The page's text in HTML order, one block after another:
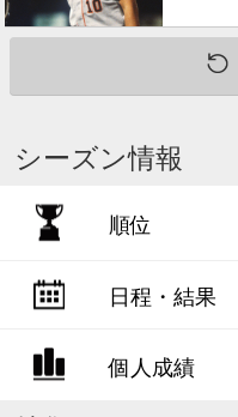
シーズン情報
順位
日程・結果
個人成績